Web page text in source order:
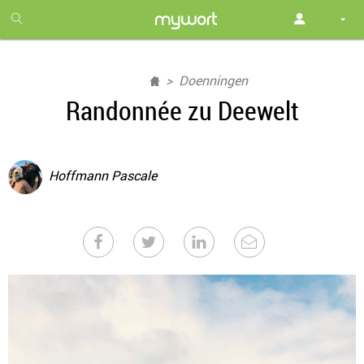
month
free
Doenningen
Randonnée zu Deewelt
Hoffmann Pascale